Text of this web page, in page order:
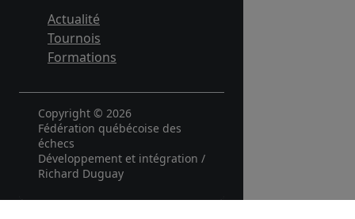
Actualité
Tournois
Formations
Copyright © 2026
Fédération québécoise des
échecs
Développement et intégration /
Richard Duguay